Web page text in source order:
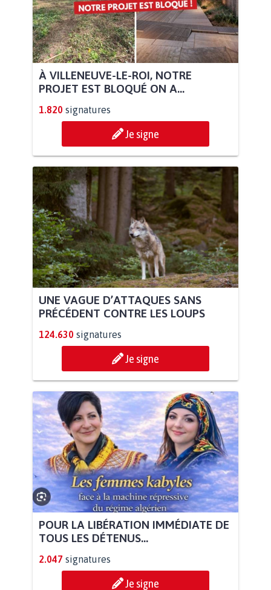
À VILLENEUVE-LE-ROI, NOTRE
PROJET EST BLOQUÉ ON A...
1.820 signatures
Je signe
UNE VAGUE D’ATTAQUES SANS
PRÉCÉDENT CONTRE LES LOUPS
124.630 signatures
Je signe
POUR LA LIBÉRATION IMMÉDIATE DE
TOUS LES DÉTENUS...
2.047 signatures
Je signe